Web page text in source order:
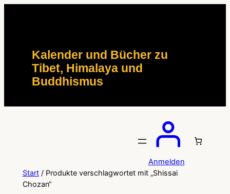
Kalender und Bücher zu
Tibet, Himalaya und
Buddhismus
Anmelden
Start/ Produkte verschlagwortet mit „Shissai
Chozan“